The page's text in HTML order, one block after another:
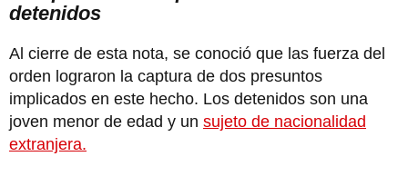
detenidos
Al cierre de esta nota, se conoció que las fuerza del
orden lograron la captura de dos presuntos
implicados en este hecho. Los detenidos son una
joven menor de edad y un sujeto de nacionalidad
extranjera.